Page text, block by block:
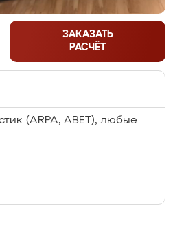
ЗАКАЗАТЬ
РАСЧЁТ
(ARPA, ABET), любые